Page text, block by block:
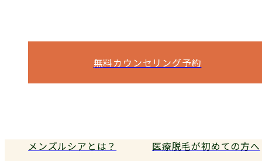
無料カウンセリング予約
メンズルシアとは？
医療脱毛が初めての方へ